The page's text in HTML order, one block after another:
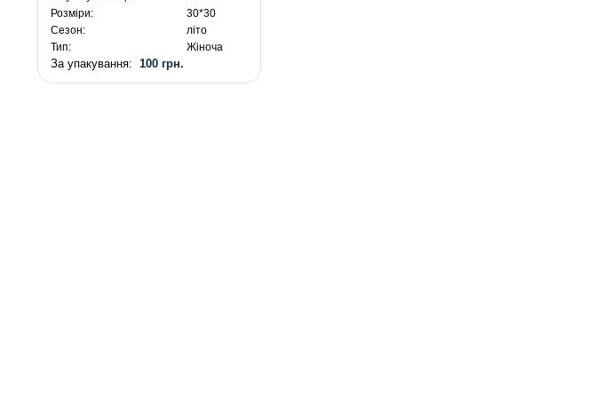
Розміри:
30*30
Сезон:
літо
Тип:
Жіноча
За упакування: 100 грн.